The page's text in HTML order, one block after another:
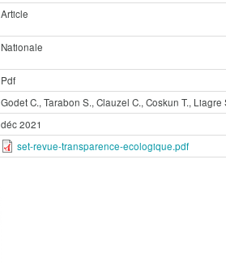
Article
Nationale
Pdf
Godet C., Tarabon S., Clauzel C., Coskun T., Liagre
déc 2021
set-revue-transparence-ecologique.pdf